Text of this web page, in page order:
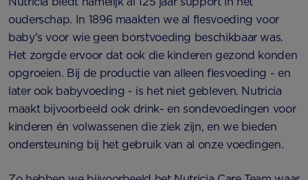
ouderschap. In 1896 maakten we al flesvoeding voor
baby's voor wie geen borstvoeding beschikbaar was.
Het zorgde ervoor dat ook die kinderen gezond konden
opgroeien. Bij de productie van alleen flesvoeding - en
later ook babyvoeding - is het niet gebleven. Nutricia
maakt bijvoorbeeld ook drink- en sondevoedingen voor
kinderen én volwassenen die ziek zijn, en we bieden
ondersteuning bij het gebruik van al onze voedingen.